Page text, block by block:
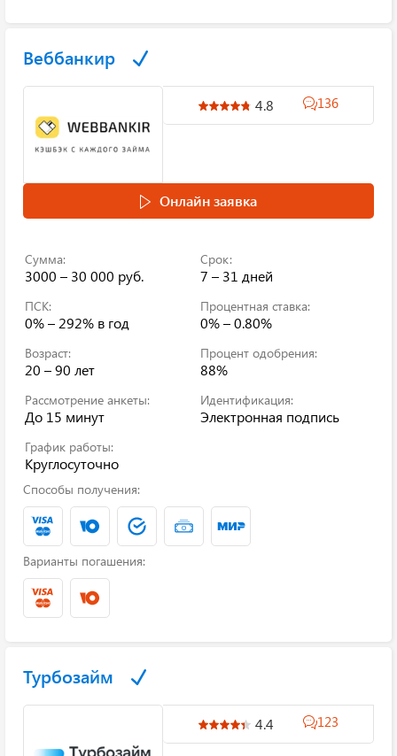
Веббанкир
4.8 136
Онлайн заявка
Сумма:
3000 – 30 000 руб.
Срок:
7 – 31 дней
ПСК:
0% – 292% в год
Процентная ставка:
0% – 0.80%
Возраст:
20 – 90 лет
Процент одобрения:
88%
Рассмотрение анкеты:
До 15 минут
Идентификация:
Электронная подпись
График работы:
Круглосуточно
Способы получения:
Варианты погашения:
Турбозайм
4.4 123